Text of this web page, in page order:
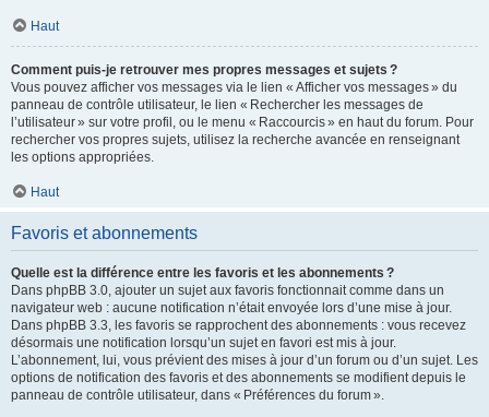
Haut
Comment puis-je retrouver mes propres messages et sujets ?
Vous pouvez afficher vos messages via le lien « Afficher vos messages » du
panneau de contrôle utilisateur, le lien « Rechercher les messages de
l’utilisateur » sur votre profil, ou le menu « Raccourcis » en haut du forum. Pour
rechercher vos propres sujets, utilisez la recherche avancée en renseignant
les options appropriées.
Haut
Favoris et abonnements
Quelle est la différence entre les favoris et les abonnements ?
Dans phpBB 3.0, ajouter un sujet aux favoris fonctionnait comme dans un
navigateur web : aucune notification n’était envoyée lors d’une mise à jour.
Dans phpBB 3.3, les favoris se rapprochent des abonnements : vous recevez
désormais une notification lorsqu’un sujet en favori est mis à jour.
L’abonnement, lui, vous prévient des mises à jour d’un forum ou d’un sujet. Les
options de notification des favoris et des abonnements se modifient depuis le
panneau de contrôle utilisateur, dans « Préférences du forum ».